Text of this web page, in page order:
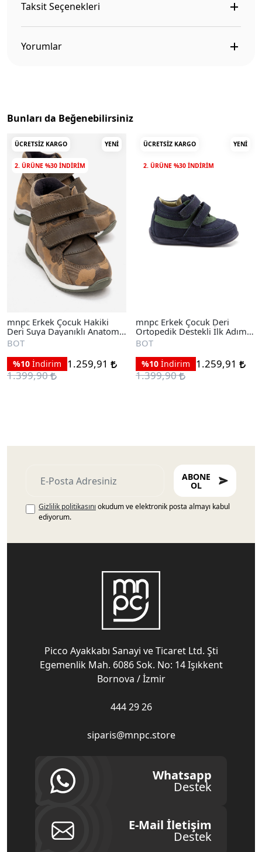
Taksit Seçenekleri
Yorumlar
Bunları da Beğenebilirsiniz
ÜCRETSIZ KARGO YENI
2. ÜRÜNE %30 INDIRIM
mnpc Erkek Çocuk Hakiki
Deri Suya Dayanıklı Anatomik
İlk Adım Bot
BOT
%10 İndirim
1.259,91
1.399,90
ÜCRETSIZ KARGO YENI
2. ÜRÜNE %30 INDIRIM
mnpc Erkek Çocuk Deri
Ortopedik Destekli İlk Adım
Bot
BOT
%10 İndirim
1.259,91
1.399,90
ABONE
OL
Gizlilik politikasını okudum ve elektronik posta almayı kabul
ediyorum.
Picco Ayakkabı Sanayi ve Ticaret Ltd. Şti
Egemenlik Mah. 6086 Sok. No: 14 Işıkkent
Bornova / İzmir
444 29 26
siparis@mnpc.store
Whatsapp
Destek
E-Mail İletişim
Destek